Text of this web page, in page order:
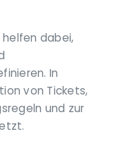
dabei,
In
von Tickets,
und zur